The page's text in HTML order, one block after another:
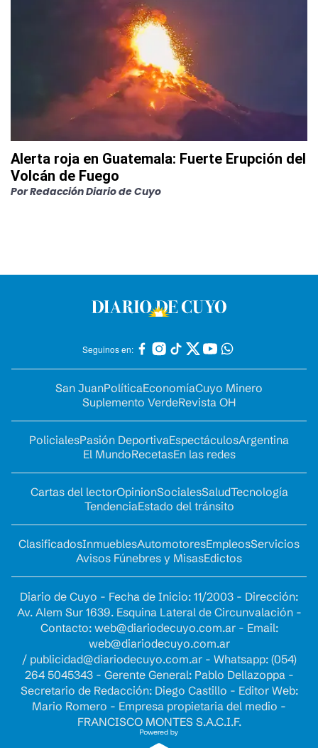
Alerta roja en Guatemala: Fuerte Erupción del
Volcán de Fuego
PorRedacción Diario de Cuyo
Seguinos en:
San JuanPolíticaEconomíaCuyo Minero
Suplemento VerdeRevista OH
PolicialesPasión DeportivaEspectáculosArgentina
El MundoRecetasEn las redes
Cartas del lectorOpinionSocialesSaludTecnología
TendenciaEstado del tránsito
ClasificadosInmueblesAutomotoresEmpleosServicios
Avisos Fúnebres y MisasEdictos
Diario de Cuyo - Fecha de Inicio: 11/2003 - Dirección:
Av. Alem Sur 1639. Esquina Lateral de Circunvalación -
Contacto: web@diariodecuyo.com.ar- Email:
web@diariodecuyo.com.ar
/ publicidad@diariodecuyo.com.ar- Whatsapp: (054)
264 5045343 - Gerente General: Pablo Dellazoppa -
Secretario de Redacción: Diego Castillo - Editor Web:
Mario Romero - Empresa propietaria del medio -
FRANCISCO MONTES S.A.C.I.F.